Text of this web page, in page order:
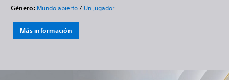
Género: Mundo abierto/ Un jugador
Más información